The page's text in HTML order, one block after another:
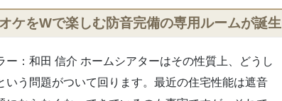
ケをWで楽しむ防音完備の専用ルームが誕生
ー：和田 信介 ホームシアターはその性質上、どうし
いう問題がついて回ります。最近の住宅性能は遮音